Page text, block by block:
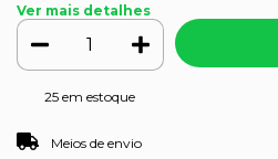
Ver mais detalhes
25 em estoque
Entregas para o CEP:
Meios de envio